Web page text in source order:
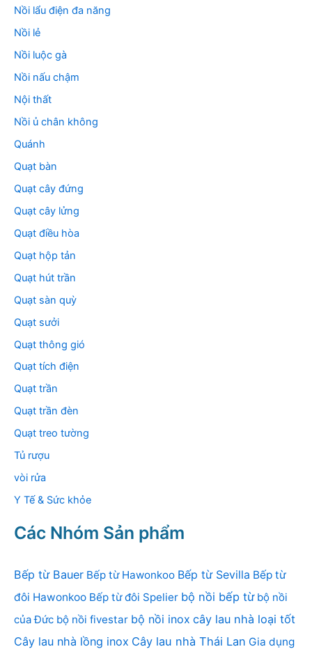
Nồi lẩu điện đa năng
Nồi lẻ
Nồi luộc gà
Nồi nấu chậm
Nội thất
Nồi ủ chân không
Quánh
Quạt bàn
Quạt cây đứng
Quạt cây lửng
Quạt điều hòa
Quạt hộp tản
Quạt hút trần
Quạt sàn quỳ
Quạt sưởi
Quạt thông gió
Quạt tích điện
Quạt trần
Quạt trần đèn
Quạt treo tường
Tủ rượu
vòi rửa
Y Tế & Sức khỏe
Các Nhóm Sản phẩm
Bếp từ Bauer Bếp từ Hawonkoo Bếp từ Sevilla Bếp từ
đôi Hawonkoo Bếp từ đôi Spelier bộ nồi bếp từ bộ nồi
của Đức bộ nồi fivestar bộ nồi inox cây lau nhà loại tốt
Cây lau nhà lồng inox Cây lau nhà Thái Lan Gia dụng